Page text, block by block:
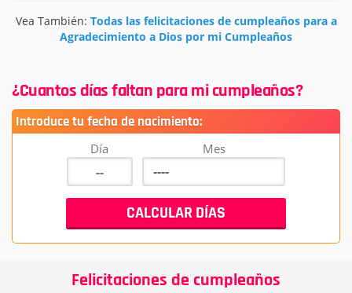
Vea También: Todas las felicitaciones de cumpleaños para a
Agradecimiento a Dios por mi Cumpleaños
¿Cuantos días faltan para mi cumpleaños?
Introduce tu fecha de nacimiento:
Día Mes
Felicitaciones de cumpleaños